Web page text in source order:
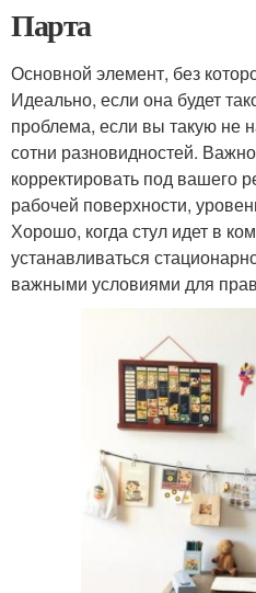
Парта
Основной элемент, без
Идеально, если она будет
проблема, если вы такую не
сотни разновидностей.
корректировать под вашего
рабочей поверхности,
Хорошо, когда стул идет в
устанавливаться
важными условиями для